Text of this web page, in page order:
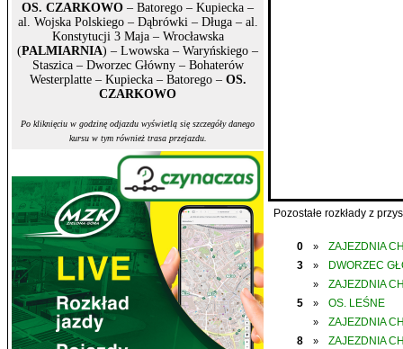
OS. CZARKOWO – Batorego – Kupiecka –
al. Wojska Polskiego – Dąbrówki – Długa – al.
Konstytucji 3 Maja – Wrocławska
(PALMIARNIA) – Lwowska – Waryńskiego –
Staszica – Dworzec Główny – Bohaterów
Westerplatte – Kupiecka – Batorego – OS.
CZARKOWO
Po kliknięciu w godzinę odjazdu wyświetlą się szczegóły danego
kursu w tym również trasa przejazdu.
Pozostałe rozkłady z
0 »
ZAJEZDNIA
3
» DWORZEC
»
ZAJEZDNIA
5
» OS. LEŚNE
»
ZAJEZDNIA
8
»
ZAJEZDNIA